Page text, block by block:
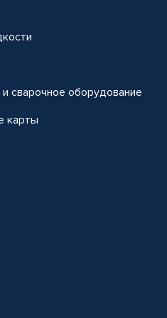
сварочное оборудование
карты